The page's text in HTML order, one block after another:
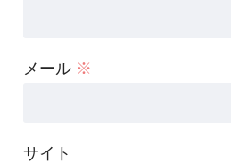
メール ※
サイト